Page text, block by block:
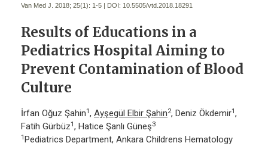
Van Med J. 2018; 25(1): 1-5 | DOI: 10.5505/vtd.2018.18291
Results of Educations in a
Pediatrics Hospital Aiming to
Prevent Contamination of Blood
Culture
İrfan Oğuz Şahin1, Ayşegül Elbir Şahin2, Deniz Ökdemir1,
Fatih Gürbüz1, Hatice Şanlı Güneş3
1 Pediatrics Department, Ankara Childrens Hematology